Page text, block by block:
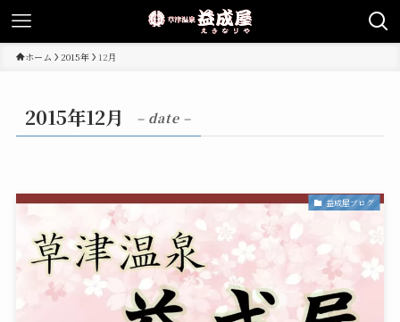
ホーム 2015年 12月
2015年12月 – date –
益成屋ブログ